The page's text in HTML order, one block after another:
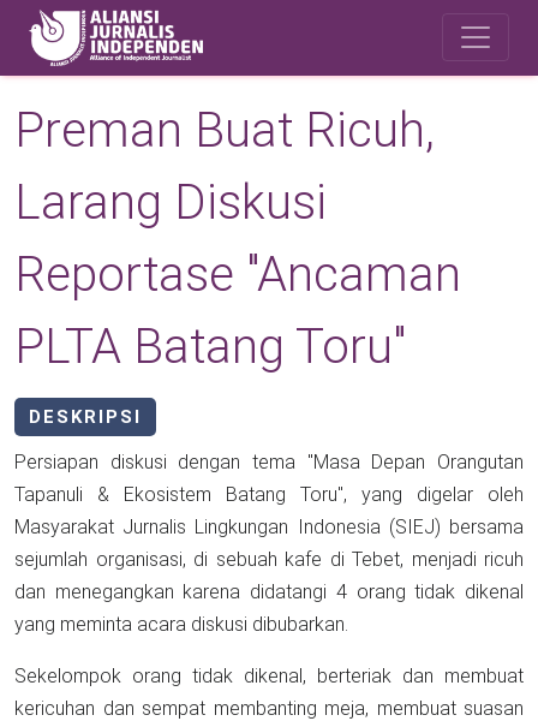
Skip to main content
Preman Buat Ricuh,
Larang Diskusi
Reportase "Ancaman
PLTA Batang Toru"
DESKRIPSI
Persiapan diskusi dengan tema "Masa Depan Orangutan
Tapanuli & Ekosistem Batang Toru", yang digelar oleh
Masyarakat Jurnalis Lingkungan Indonesia (SIEJ) bersama
sejumlah organisasi, di sebuah kafe di Tebet, menjadi ricuh
dan menegangkan karena didatangi 4 orang tidak dikenal
yang meminta acara diskusi dibubarkan.
Sekelompok orang tidak dikenal, berteriak dan membuat
kericuhan dan sempat membanting meja, membuat suasan